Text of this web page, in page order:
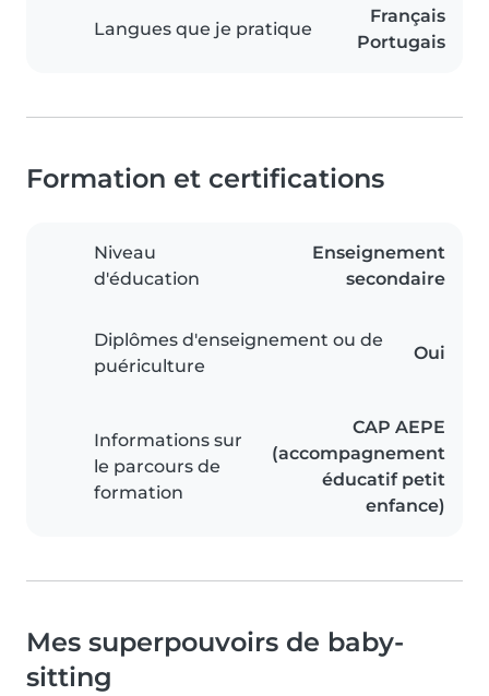
Langues que je pratique
Français
Portugais
Formation et certifications
Niveau
d'éducation
Enseignement
secondaire
Diplômes d'enseignement ou de
puériculture
Oui
Informations sur
le parcours de
formation
CAP AEPE
(accompagnement
éducatif petit
enfance)
Mes superpouvoirs de baby-
sitting